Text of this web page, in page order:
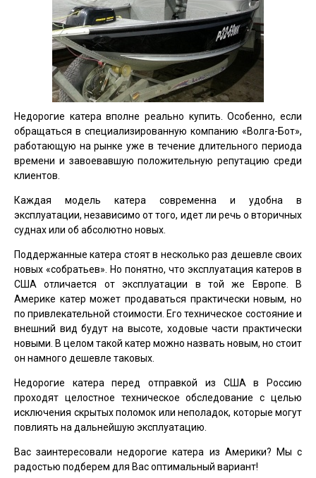
Недорогие катера вполне реально купить. Особенно, если
обращаться в специализированную компанию «Волга-Бот»,
работающую на рынке уже в течение длительного периода
времени и завоевавшую положительную репутацию среди
клиентов.
Каждая модель катера современна и удобна в
эксплуатации, независимо от того, идет ли речь о вторичных
суднах или об абсолютно новых.
Поддержанные катера стоят в несколько раз дешевле своих
новых «собратьев». Но понятно, что эксплуатация катеров в
США отличается от эксплуатации в той же Европе. В
Америке катер может продаваться практически новым, но
по привлекательной стоимости. Его техническое состояние и
внешний вид будут на высоте, ходовые части практически
новыми. В целом такой катер можно назвать новым, но стоит
он намного дешевле таковых.
Недорогие катера перед отправкой из США в Россию
проходят целостное техническое обследование с целью
исключения скрытых поломок или неполадок, которые могут
повлиять на дальнейшую эксплуатацию.
Вас заинтересовали недорогие катера из Америки? Мы с
радостью подберем для Вас оптимальный вариант!